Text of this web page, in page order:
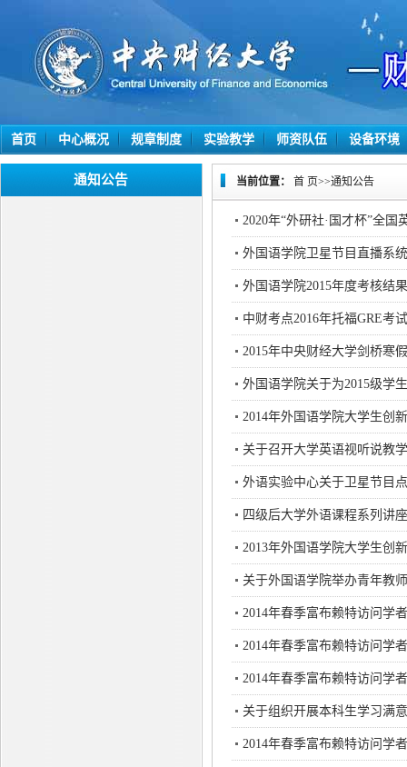
首页 中心概况 规章制度 实验教学 师资队伍 设备环境
通知公告 当前位置： 首 页>>通知公告
2020年“外研社·国才杯”全
外国语学院卫星节目直播系
外国语学院2015年度考核结
中财考点2016年托福GRE考
2015年中央财经大学剑桥寒
外国语学院关于为2015级学
2014年外国语学院大学生创
关于召开大学英语视听说教
外语实验中心关于卫星节目
四级后大学外语课程系列讲
2013年外国语学院大学生创
关于外国语学院举办青年教
2014年春季富布赖特访问学
2014年春季富布赖特访问学
2014年春季富布赖特访问学
关于组织开展本科生学习满
2014年春季富布赖特访问学